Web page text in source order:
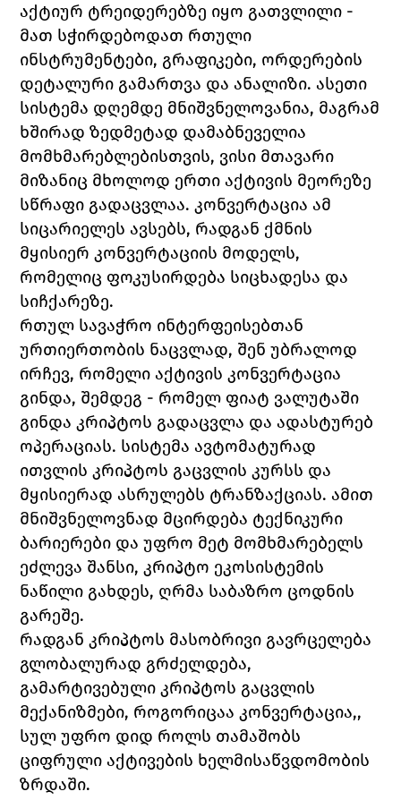
აქტიურ ტრეიდერებზე იყო გათვლილი -
მათ სჭირდებოდათ რთული
ინსტრუმენტები, გრაფიკები, ორდერების
დეტალური გამართვა და ანალიზი. ასეთი
სისტემა დღემდე მნიშვნელოვანია, მაგრამ
ხშირად ზედმეტად დამაბნეველია
მომხმარებლებისთვის, ვისი მთავარი
მიზანიც მხოლოდ ერთი აქტივის მეორეზე
სწრაფი გადაცვლაა. კონვერტაცია ამ
სიცარიელეს ავსებს, რადგან ქმნის
მყისიერ კონვერტაციის მოდელს,
რომელიც ფოკუსირდება სიცხადესა და
სიჩქარეზე.
რთულ სავაჭრო ინტერფეისებთან
ურთიერთობის ნაცვლად, შენ უბრალოდ
ირჩევ, რომელი აქტივის კონვერტაცია
გინდა, შემდეგ - რომელ ფიატ ვალუტაში
გინდა კრიპტოს გადაცვლა და ადასტურებ
ოპერაციას. სისტემა ავტომატურად
ითვლის კრიპტოს გაცვლის კურსს და
მყისიერად ასრულებს ტრანზაქციას. ამით
მნიშვნელოვნად მცირდება ტექნიკური
ბარიერები და უფრო მეტ მომხმარებელს
ეძლევა შანსი, კრიპტო ეკოსისტემის
ნაწილი გახდეს, ღრმა საბაზრო ცოდნის
გარეშე.
რადგან კრიპტოს მასობრივი გავრცელება
გლობალურად გრძელდება,
გამარტივებული კრიპტოს გაცვლის
მექანიზმები, როგორიცაა კონვერტაცია,,
სულ უფრო დიდ როლს თამაშობს
ციფრული აქტივების ხელმისაწვდომობის
ზრდაში.